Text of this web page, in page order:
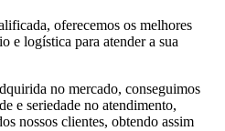
oferecemos os melhores
e logística para atender a sua
no mercado, conseguimos
e seriedade no atendimento,
nossos clientes, obtendo assim